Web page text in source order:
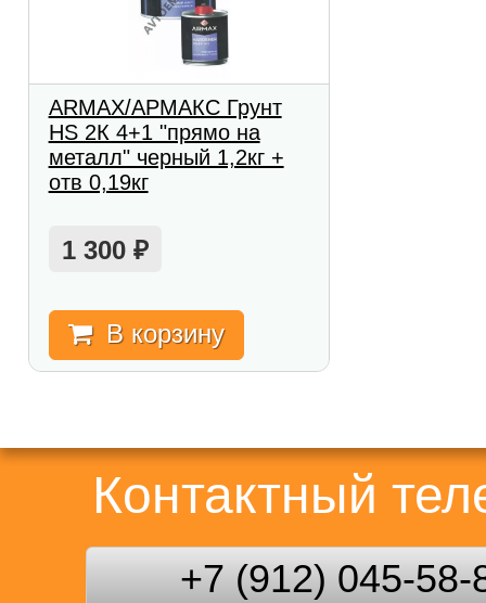
ARMAX/АРМАКС Грунт
HS 2К 4+1 "прямо на
металл" черный 1,2кг +
отв 0,19кг
1 300 ₽
В корзину
Контактный
+7 (912) 045-58-